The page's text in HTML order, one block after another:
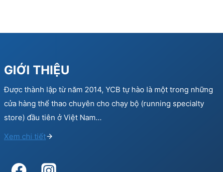
GIỚI THIỆU
Được thành lập từ năm 2014, YCB tự hào là một trong những
cửa hàng thể thao chuyên cho chạy bộ (running specialty
store) đầu tiên ở Việt Nam…
Xem chi tiết